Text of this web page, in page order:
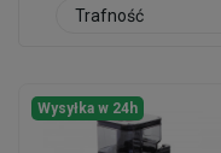
Trafność
Wysyłka w 24h